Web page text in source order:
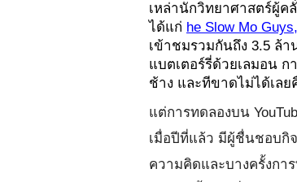
เหล่านักวิทยาศาสตร์ผู้ค
ได้แก่ he Slow Mo Guys,
เข้าชมรวมกันถึง 3.5 ล้
แบตเตอร์รี่ด้วยเลมอน
ช้าง และทีขาดไม่ได้เล
แต่การทดลองบน
เมื่อปีที่แล้ว มีผู้ชื่นชอบกิ
ความคิดและบางครั้งกา